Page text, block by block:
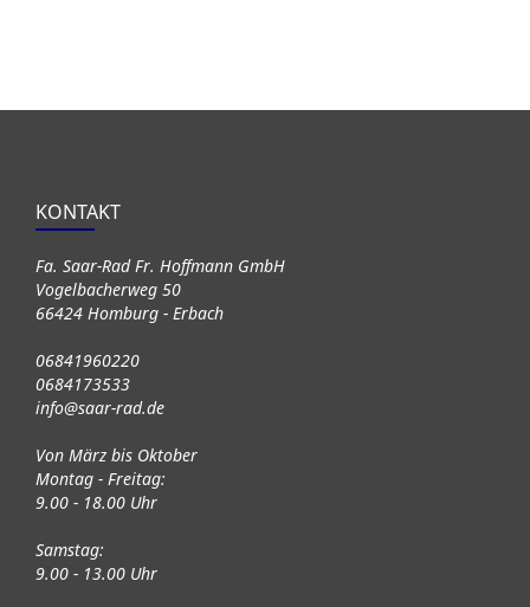
KONTAKT
Fa. Saar-Rad Fr. Hoffmann GmbH
Vogelbacherweg 50
66424 Homburg - Erbach
06841960220
0684173533
info@saar-rad.de
Von März bis Oktober
Montag - Freitag:
9.00 - 18.00 Uhr
Samstag:
9.00 - 13.00 Uhr